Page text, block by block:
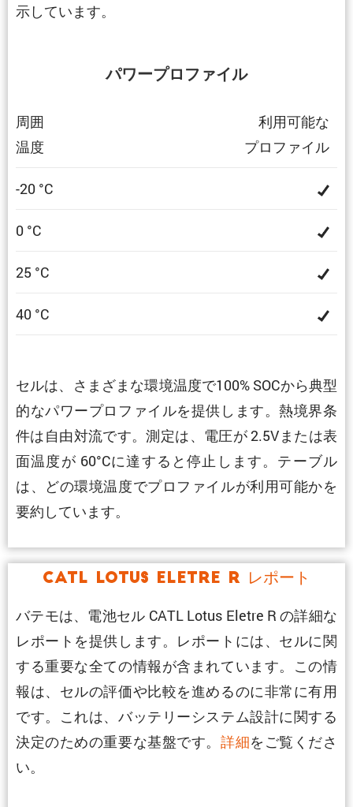
示しています。
パワープロファイル
周囲
温度
利用可能な
プロファイル
-20 °C
0 °C
25 °C
40 °C
セルは、さまざまな環境温度で100% SOCから典型
的なパワープロファイルを提供します。熱境界条
件は自由対流です。測定は、電圧が 2.5Vまたは表
面温度が 60°Cに達すると停止します。テーブル
は、どの環境温度でプロファイルが利用可能かを
要約しています。
CATL Lotus Eletre R レポート
バテモは、電池セル CATL Lotus Eletre R の詳細な
レポートを提供します。レポートには、セルに関
する重要な全ての情報が含まれています。この情
報は、セルの評価や比較を進めるのに非常に有用
です。これは、バッテリーシステム設計に関する
決定のための重要な基盤です。 詳細をご覧くださ
い。